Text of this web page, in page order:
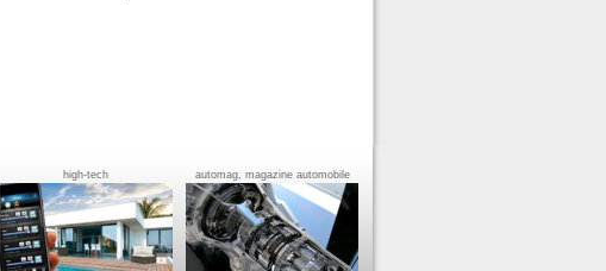
high-tech automag, magazine automobile